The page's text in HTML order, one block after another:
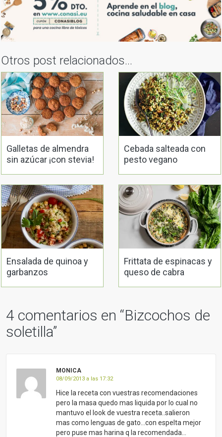
Otros post relacionados...
Galletas de almendra
sin azúcar ¡con stevia!
Cebada salteada con
pesto vegano
Ensalada de quinoa y
garbanzos
Frittata de espinacas y
queso de cabra
4 comentarios en “Bizcochos de
soletilla”
MONICA
08/09/2013 a las 17:32
Hice la receta con vuestras recomendaciones
pero la masa quedo mas liquida por lo cual no
mantuvo el look de vuestra receta..salieron
mas como lenguas de gato…con espelta mejor
pero puse mas harina q la recomendada…